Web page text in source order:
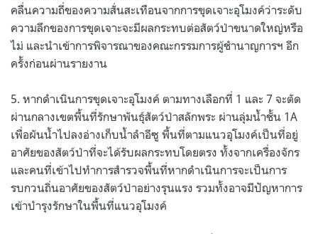
คลื่นความถี่ของความสั่นสะเทือนจากการขุดเจาะอุโมงค์ว่าระดับ
ความลึกของการขุดเจาะจะมีผลกระทบต่อสัตว์ป่าขนาดใหญ่หรือ
ไม่ และนำเข้าการพิจารณาของคณะกรรมการผู้ชำนาญการฯ อีก
ครั้งก่อนผ่านรายงาน
5. หากดำเนินการขุดเจาะอุโมงค์ ตามทางเลือกที่ 1 และ 7 จะตัด
ผ่านกลางเขตพื้นที่รักษาพันธุ์สัตว์ป่าสลักพระ ผ่านลุ่มน้ำชั้น 1A
เพื่อผันน้ำไปลงอ่างเก็บน้ำลำอีซู พื้นที่ตามแนวอุโมงค์เป็นที่อยู่
อาศัยของสัตว์ป่าที่จะได้รับผลกระทบโดยตรง ทั้งจากเครื่องจักร
และคนที่เข้าไปทำการสำรวจพื้นที่หากดำเนินการจะเป็นการ
รบกวนถิ่นอาศัยของสัตว์ป่าอย่างรุนแรง รวมทั้งอาจมีปัญหาการ
เข้าบำรุงรักษาในพื้นที่แนวอุโมงค์